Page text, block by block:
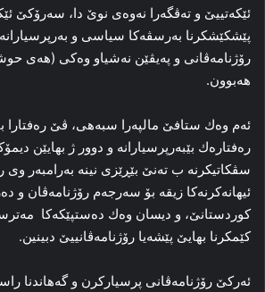
ئێكەتییێ و تەڤگەرا نەوەی نوێ دا، سەرۆكێ
پێشكێشكرنا بەرسڤەكا سیاسی و
رۆژنامەڤانی و پەیڤێن نەشیاو وەكی (هەی
هەبوون.
ئەم وەك ستافێ مالپەرا سبەهی، ڤێ رەفتارا
رەفتارەك بێبەرپرسیارانە و دوور ژ بهایێن
سڤكاتیكرنە ب تەنێ بێڕێزی نینە بەرامبەر وی
ئیهانەكرنەكا زیقە بۆ سەرجەم رۆژنامەڤان و
كوردستانێ، و دیسان وەك دەستپێكەكا
كێمكرنا بهایێ پێشەیا رۆژنامەڤانییێ دبینین.
ئەركێ رۆژنامەڤانی پرسیاركرن و گەهاندنا